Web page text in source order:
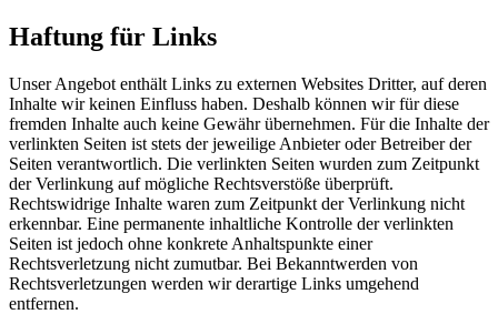
Haftung für Links
Unser Angebot enthält Links zu externen Websites Dritter, auf deren
Inhalte wir keinen Einfluss haben. Deshalb können wir für diese
fremden Inhalte auch keine Gewähr übernehmen. Für die Inhalte der
verlinkten Seiten ist stets der jeweilige Anbieter oder Betreiber der
Seiten verantwortlich. Die verlinkten Seiten wurden zum Zeitpunkt
der Verlinkung auf mögliche Rechtsverstöße überprüft.
Rechtswidrige Inhalte waren zum Zeitpunkt der Verlinkung nicht
erkennbar. Eine permanente inhaltliche Kontrolle der verlinkten
Seiten ist jedoch ohne konkrete Anhaltspunkte einer
Rechtsverletzung nicht zumutbar. Bei Bekanntwerden von
Rechtsverletzungen werden wir derartige Links umgehend
entfernen.